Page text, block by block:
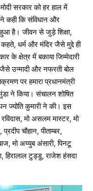
सरकार को हर हाल में
कही कि संविधान और
है। जीवन से जुड़े शिक्षा,
धर्म और मंदिर जैसे मुद्दे ही
के क्षेत्र में बकाया जिम्मेदारी
उन्मादी और नफरती बोल
पर हमारा प्रधानमंत्री
ने किया। संचालन शोषित
ज्योति कुमारी ने की। इस
मो असलम मास्टर, मो
चौहान, पीताम्बर,
मो अय्युब अंसारी, पिनटू
हिरालाल टुड्डु, राजेश हंसदा